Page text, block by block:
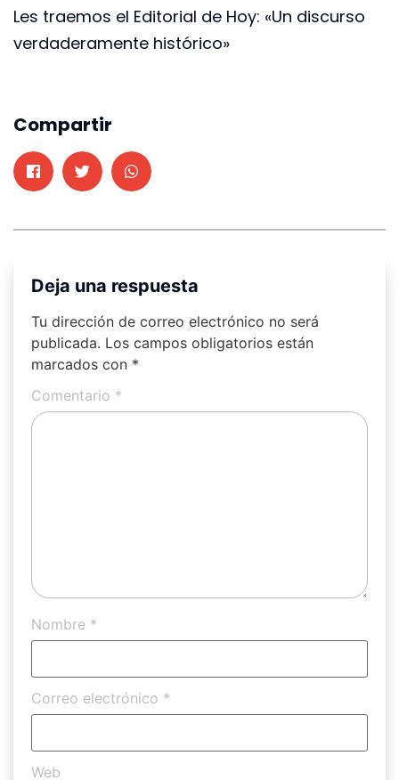
Les traemos el Editorial de Hoy: «Un discurso
verdaderamente histórico»
Compartir
Deja una respuesta
Tu dirección de correo electrónico no será
publicada. Los campos obligatorios están
marcados con *
Comentario *
Nombre *
Correo electrónico *
Web